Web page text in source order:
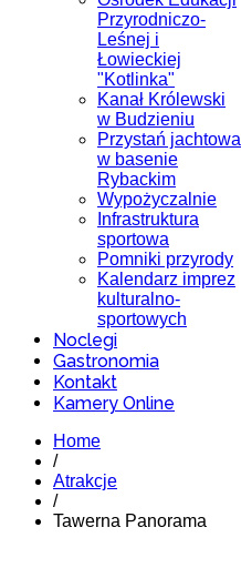
Przyrodniczo-
Leśnej i
Łowieckiej
"Kotlinka"
Kanał Królewski
w Budzieniu
Przystań jachtowa
w basenie
Rybackim
Wypożyczalnie
Infrastruktura
sportowa
Pomniki przyrody
Kalendarz imprez
kulturalno-
sportowych
Noclegi
Gastronomia
Kontakt
Kamery Online
Home
/
Atrakcje
/
Tawerna Panorama